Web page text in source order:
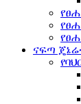
ናፍጣ